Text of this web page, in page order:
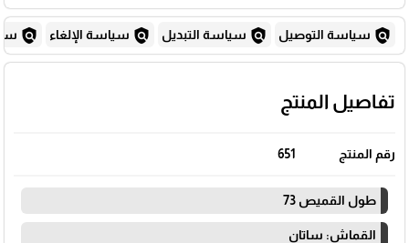
policy سياسة التوصيل policy سياسة التبديل policy سياسة الإلغاء policy
تفاصيل المنتج
رقم المنتج 651
طول القميص 73
القماش: ساتان